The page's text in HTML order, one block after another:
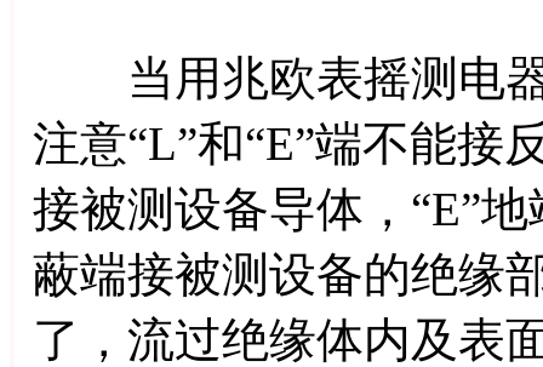
当用兆欧表摇测电器
注意“L”和“E”端不能接
接被测设备导体，“E”
蔽端接被测设备的绝缘
了，流过绝缘体内及表